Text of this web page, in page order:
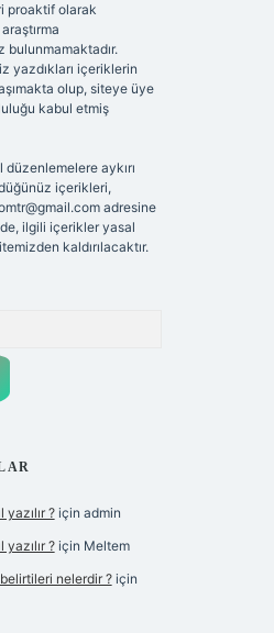
proaktif olarak
bulunmamaktadır.
yazdıkları içeriklerin
olup, siteye üye
kabul etmiş
aykırı
içerikleri,
adresine
ilgili içerikler yasal
kaldırılacaktır.
yazılır ?için admin
yazılır ?için Meltem
nelerdir ?için